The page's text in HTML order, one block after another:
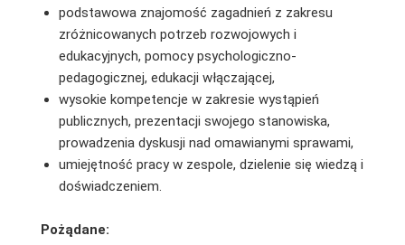
podstawowa znajomość zagadnień z zakresu
zróżnicowanych potrzeb rozwojowych i
edukacyjnych, pomocy psychologiczno-
pedagogicznej, edukacji włączającej,
wysokie kompetencje w zakresie wystąpień
publicznych, prezentacji swojego stanowiska,
prowadzenia dyskusji nad omawianymi sprawami,
umiejętność pracy w zespole, dzielenie się wiedzą i
doświadczeniem.
Pożądane: